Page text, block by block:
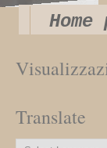
Home
Translate